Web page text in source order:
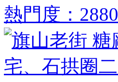
熱門度：2880